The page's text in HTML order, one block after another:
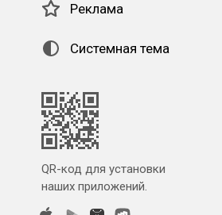
Реклама
Системная тема
QR-код для установки
наших приложений.